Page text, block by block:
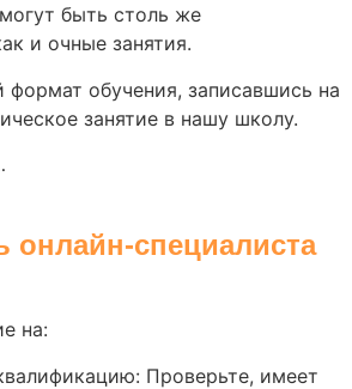
быть столь же
и очные занятия.
формат обучения, записавшись на
занятие в нашу школу.
онлайн-специалиста
на:
Проверьте, имеет